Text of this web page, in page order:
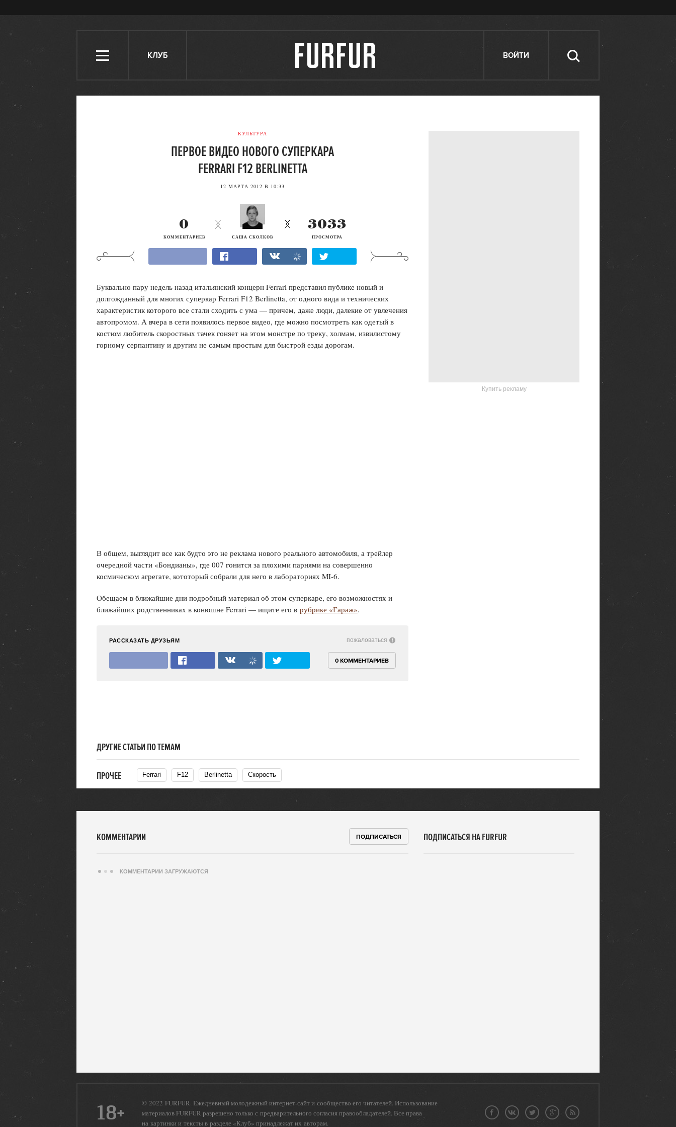
КЛУБ ВОЙТИ
КУЛЬТУРА
ПЕРВОЕ ВИДЕО НОВОГО СУПЕРКАРА
FERRARI F12 BERLINETTA
12 МАРТА 2012 В 10:33
САША СКОЛКОВ
0
КОММЕНТАРИЕВ
3033
ПРОСМОТРА
Буквально пару недель назад итальянский концерн Ferrari представил публике новый и
долгожданный для многих суперкар Ferrari F12 Berlinetta, от одного вида и технических
характеристик которого все стали сходить с ума — причем, даже люди, далекие от увлечения
автопромом. А вчера в сети появилось первое видео, где можно посмотреть как одетый в
костюм любитель скоростных тачек гоняет на этом монстре по треку, холмам, извилистому
горному серпантину и другим не самым простым для быстрой езды дорогам.
В общем, выглядит все как будто это не реклама нового реального автомобиля, а трейлер
очередной части «Бондианы», где 007 гонится за плохими парнями на совершенно
космическом агрегате, кототорый собрали для него в лабораториях MI-6.
Обещаем в ближайшие дни подробный материал об этом суперкаре, его возможностях и
ближайших родственниках в конюшне Ferrari — ищите его в рубрике «Гараж».
Купить рекламу
РАССКАЗАТЬ ДРУЗЬЯМ
0 КОММЕНТАРИЕВ
пожаловаться
ДРУГИЕ СТАТЬИ ПО ТЕМАМ
ПРОЧЕЕ Ferrari F12 Berlinetta Скорость
КОММЕНТАРИИ ПОДПИСАТЬСЯ
КОММЕНТАРИИ ЗАГРУЖАЮТСЯ
ПОДПИСАТЬСЯ НА FURFUR
18+
© 2022 FURFUR. Ежедневный молодежный интернет-сайт и сообщество его читателей. Использование
материалов FURFUR разрешено только с предварительного согласия правообладателей. Все права
на картинки и тексты в разделе «Клуб» принадлежат их авторам.